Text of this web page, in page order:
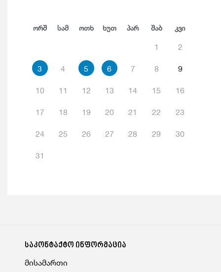
Ორშ Სამ Ოთხ Ხუთ Პარ Შაბ Კვი
1 2
3 4 5 6 7 8 9
10 11 12 13 14 15 16
17 18 19 20 21 22 23
24 25 26 27 28 29 30
31
საკონტაქტო ინფორმაცია
მისამართი